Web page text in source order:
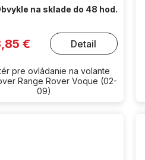
na sklade do 48 hod.
€ Detail
pre ovládanie na volante
Range Rover Voque (02-
09)